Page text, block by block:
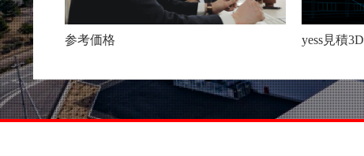
参考価格 yess見積3D